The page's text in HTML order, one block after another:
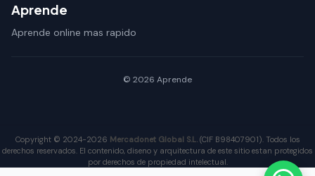
Aprende
Aprende online mas rapido
© 2026 Aprende
Copyright © 2024-2026 Mercadonet Global S.L. (CIF B98407901). Todos los
derechos reservados. El contenido, diseno y arquitectura de este sitio estan protegidos
por derechos de propiedad intelectual.